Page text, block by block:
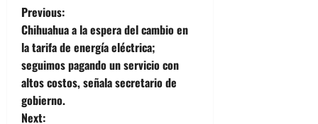
P
o
s
t
Previous:
Chihuahua a la espera del cambio en
la tarifa de energía eléctrica;
seguimos pagando un servicio con
altos costos, señala secretario de
gobierno.
Next: